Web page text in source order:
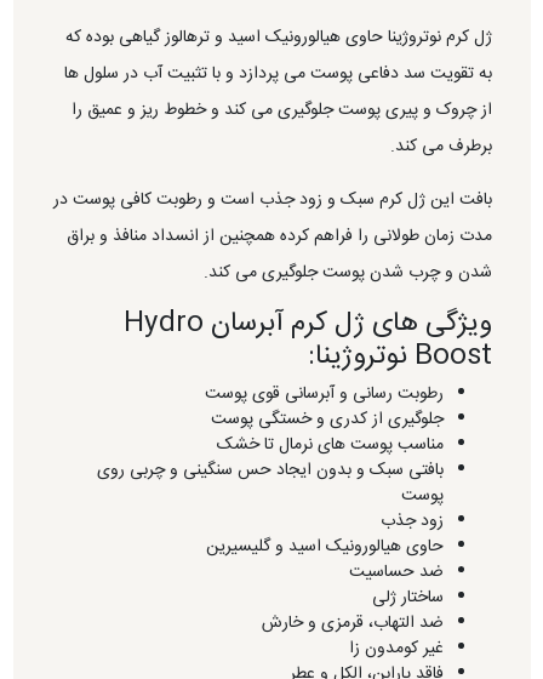
ژل کرم نوتروژینا حاوی هیالورونیک اسید و ترهالوز گیاهی بوده که
به تقویت سد دفاعی پوست می پردازد و با تثبیت آب در سلول ها
از چروک و پیری پوست جلوگیری می کند و خطوط ریز و عمیق را
برطرف می کند.
بافت این ژل کرم سبک و زود جذب است و رطوبت کافی پوست در
مدت زمان طولانی را فراهم کرده همچنین از انسداد منافذ و براق
شدن و چرب شدن پوست جلوگیری می کند.
ویژگی های ژل کرم آبرسان Hydro
Boost نوتروژینا:
رطوبت رسانی و آبرسانی قوی پوست
جلوگیری از کدری و خستگی پوست
مناسب پوست های نرمال تا خشک
بافتی سبک و بدون ایجاد حس سنگینی و چربی روی
پوست
زود جذب
حاوی هیالورونیک اسید و گلیسیرین
ضد حساسیت
ساختار ژلی
ضد التهاب، قرمزی و خارش
غیر کومدون زا